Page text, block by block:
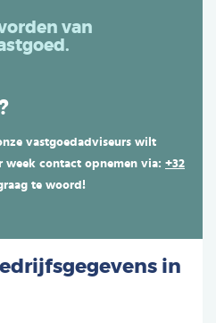
van
vastgoedadviseurs wilt
week contact opnemen via: +32
te woord!
in